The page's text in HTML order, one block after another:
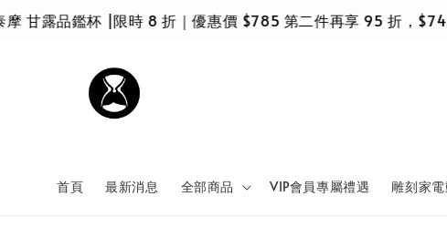
鑑杯 |限時 8 折｜優惠價 $785 第二件再享 95 折，$745 自用
首頁 最新消息 全部商品 VIP會員專屬禮遇 雕刻家